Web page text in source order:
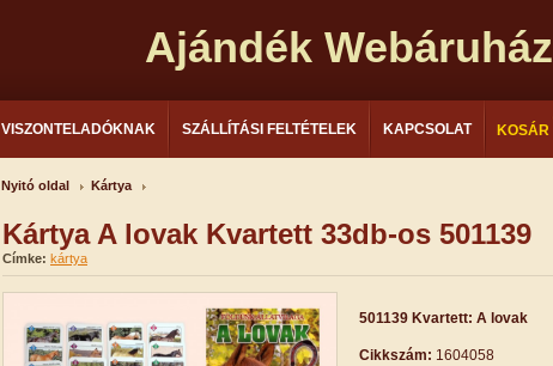
Ajándék Webáruház
VISZONTELADÓKNAK SZÁLLÍTÁSI FELTÉTELEK KAPCSOLAT KOSÁR
Nyitó oldal Kártya
Kártya A lovak Kvartett 33db-os 501139
Címke: kártya
501139 Kvartett: A lovak
Cikkszám: 1604058